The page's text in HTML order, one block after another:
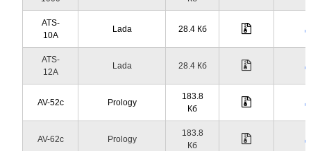
ATS-
10A
Lada 28.4 Кб
ATS-
12A
Lada 28.4 Кб
AV-52c Prology
183.8
Кб
AV-62c Prology
183.8
Кб